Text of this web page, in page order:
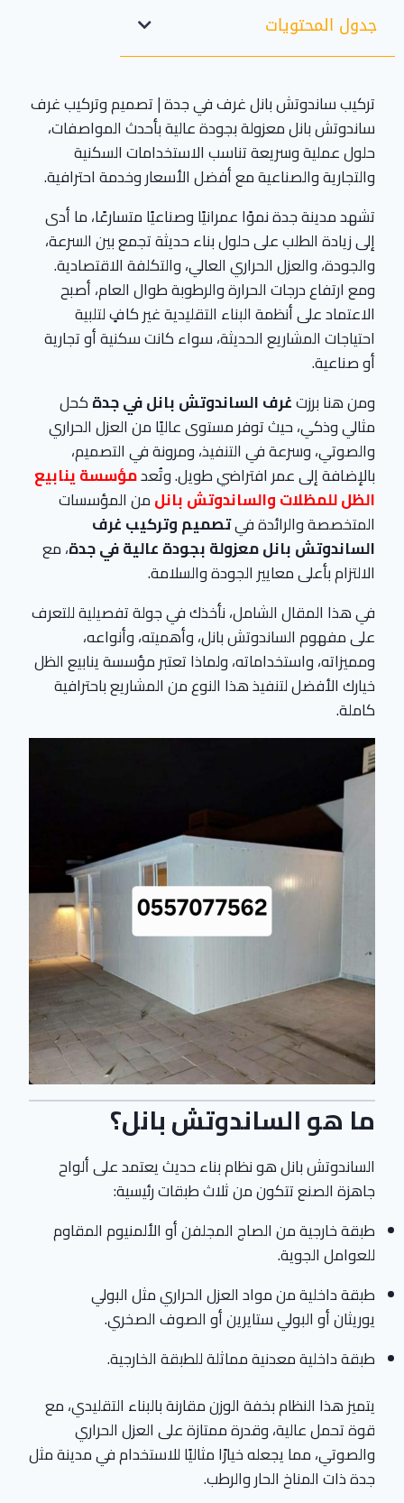
جدول المحتويات
تركيب ساندوتش بانل غرف في جدة | تصميم وتركيب غرف
ساندوتش بانل معزولة بجودة عالية بأحدث المواصفات،
حلول عملية وسريعة تناسب الاستخدامات السكنية
والتجارية والصناعية مع أفضل الأسعار وخدمة احترافية.
تشهد مدينة جدة نموًا عمرانيًا وصناعيًا متسارعًا، ما أدى
إلى زيادة الطلب على حلول بناء حديثة تجمع بين السرعة،
والجودة، والعزل الحراري العالي، والتكلفة الاقتصادية.
ومع ارتفاع درجات الحرارة والرطوبة طوال العام، أصبح
الاعتماد على أنظمة البناء التقليدية غير كافٍ لتلبية
احتياجات المشاريع الحديثة، سواء كانت سكنية أو تجارية
أو صناعية.
ومن هنا برزتغرف الساندوتش بانل في جدةكحل
مثالي وذكي، حيث توفر مستوى عاليًا من العزل الحراري
والصوتي، وسرعة في التنفيذ، ومرونة في التصميم،
بالإضافة إلى عمر افتراضي طويل. وتُعدمؤسسة ينابيع
الظل للمظلات والساندوتش بانلمن المؤسسات
المتخصصة والرائدة فيتصميم وتركيب غرف
الساندوتش بانل معزولة بجودة عالية في جدة، مع
الالتزام بأعلى معايير الجودة والسلامة.
في هذا المقال الشامل، نأخذك في جولة تفصيلية للتعرف
على مفهوم الساندوتش بانل، وأهميته، وأنواعه،
ومميزاته، واستخداماته، ولماذا تعتبر مؤسسة ينابيع الظل
خيارك الأفضل لتنفيذ هذا النوع من المشاريع باحترافية
كاملة.
ما هو الساندوتش بانل؟
الساندوتش بانل هو نظام بناء حديث يعتمد على ألواح
جاهزة الصنع تتكون من ثلاث طبقات رئيسية:
طبقة خارجية من الصاج المجلفن أو الألمنيوم المقاوم
للعوامل الجوية.
طبقة داخلية من مواد العزل الحراري مثل البولي
يوريثان أو البولي ستايرين أو الصوف الصخري.
طبقة داخلية معدنية مماثلة للطبقة الخارجية.
يتميز هذا النظام بخفة الوزن مقارنة بالبناء التقليدي، مع
قوة تحمل عالية، وقدرة ممتازة على العزل الحراري
والصوتي، مما يجعله خيارًا مثاليًا للاستخدام في مدينة مثل
جدة ذات المناخ الحار والرطب.